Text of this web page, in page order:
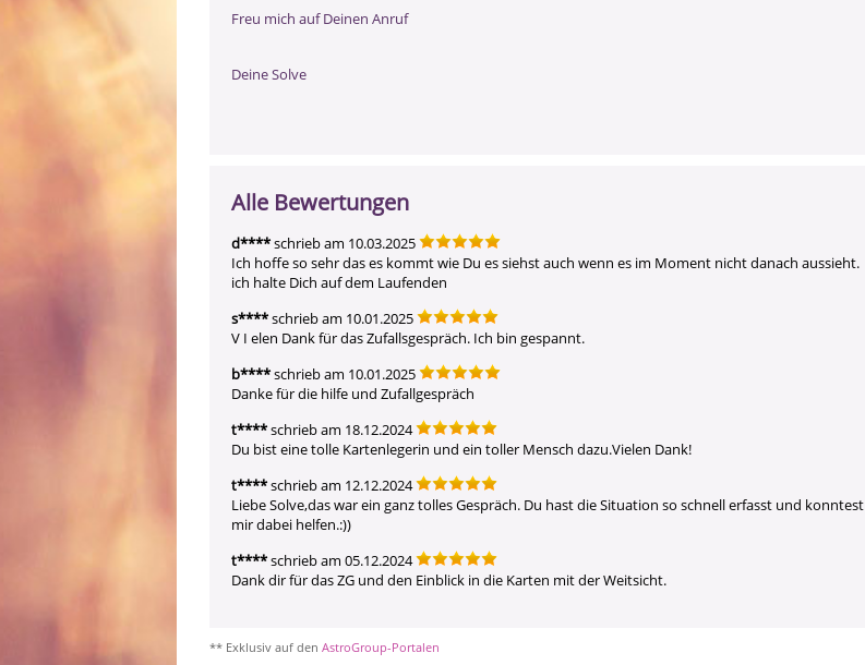
Freu mich auf Deinen Anruf
Deine Solve
Alle Bewertungen
d****schrieb am 10.03.2025
Ich hoffe so sehr das es kommt wie Du es siehst auch wenn es im Moment nicht danach aussieht.
ich halte Dich auf dem Laufenden
s****schrieb am 10.01.2025
V I elen Dank für das Zufallsgespräch. Ich bin gespannt.
b****schrieb am 10.01.2025
Danke für die hilfe und Zufallgespräch
t****schrieb am 18.12.2024
Du bist eine tolle Kartenlegerin und ein toller Mensch dazu.Vielen Dank!
t****schrieb am 12.12.2024
Liebe Solve,das war ein ganz tolles Gespräch. Du hast die Situation so schnell erfasst und konntest
mir dabei helfen.:))
t****schrieb am 05.12.2024
Dank dir für das ZG und den Einblick in die Karten mit der Weitsicht.
** Exklusiv auf den AstroGroup-Portalen